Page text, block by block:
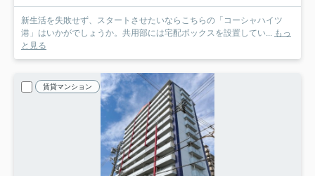
新生活を失敗せず、スタートさせたいならこちらの「コーシャハイツ
港」はいかがでしょうか。共用部には宅配ボックスを設置してい... もっ
と見る
賃貸マンション